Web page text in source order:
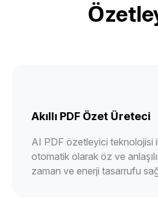
Akıllı PDF Özet Üreteci
AI PDF özetleyici teknolojisi
otomatik olarak öz ve
zaman ve enerji tasarrufu